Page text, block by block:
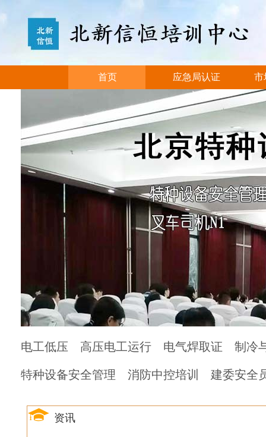
首页 应急局认证 市
电工低压 高压电工运行 电气焊取证 制冷
特种设备安全管理 消防中控培训 建委安全
资讯